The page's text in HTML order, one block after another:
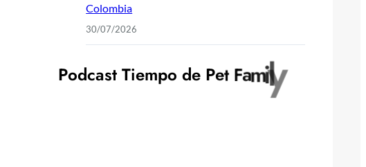
Colombia
30/07/2026
Podcast Tiempo de Pet Family